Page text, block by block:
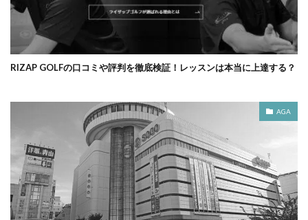
RIZAP GOLFの口コミや評判を徹底検証！レッスンは本当に上達する？
AGA